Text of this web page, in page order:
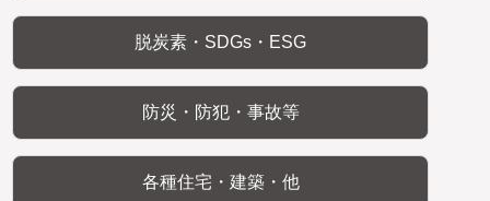
脱炭素・SDGs・ESG
防災・防犯・事故等
各種住宅・建築・他